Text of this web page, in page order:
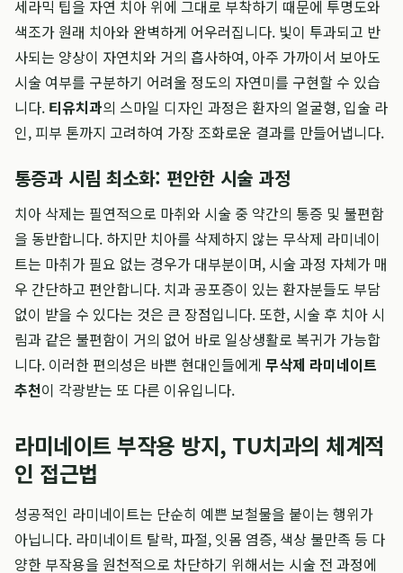
세라믹 팁을 자연 치아 위에 그대로 부착하기 때문에 투명도와
색조가 원래 치아와 완벽하게 어우러집니다. 빛이 투과되고 반
사되는 양상이 자연치와 거의 흡사하여, 아주 가까이서 보아도
시술 여부를 구분하기 어려울 정도의 자연미를 구현할 수 있습
니다. 티유치과의 스마일 디자인 과정은 환자의 얼굴형, 입술 라
인, 피부 톤까지 고려하여 가장 조화로운 결과를 만들어냅니다.
통증과 시림 최소화: 편안한 시술 과정
치아 삭제는 필연적으로 마취와 시술 중 약간의 통증 및 불편함
을 동반합니다. 하지만 치아를 삭제하지 않는 무삭제 라미네이
트는 마취가 필요 없는 경우가 대부분이며, 시술 과정 자체가 매
우 간단하고 편안합니다. 치과 공포증이 있는 환자분들도 부담
없이 받을 수 있다는 것은 큰 장점입니다. 또한, 시술 후 치아 시
림과 같은 불편함이 거의 없어 바로 일상생활로 복귀가 가능합
니다. 이러한 편의성은 바쁜 현대인들에게 무삭제 라미네이트
추천이 각광받는 또 다른 이유입니다.
라미네이트 부작용 방지, TU치과의 체계적
인 접근법
성공적인 라미네이트는 단순히 예쁜 보철물을 붙이는 행위가
아닙니다. 라미네이트 탈락, 파절, 잇몸 염증, 색상 불만족 등 다
양한 부작용을 원천적으로 차단하기 위해서는 시술 전 과정에